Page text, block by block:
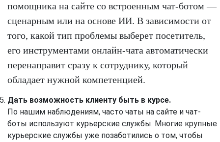
помощника на сайте со встроенным чат-ботом —
сценарным или на основе ИИ. В зависимости от
того, какой тип проблемы выберет посетитель,
его инструментами онлайн-чата автоматически
перенаправит сразу к сотруднику, который
обладает нужной компетенцией.
Дать возможность клиенту быть в курсе.
По нашим наблюдениям, часто чаты на сайте и чат-
боты используют курьерские службы. Многие крупные
курьерские службы уже позаботились о том, чтобы